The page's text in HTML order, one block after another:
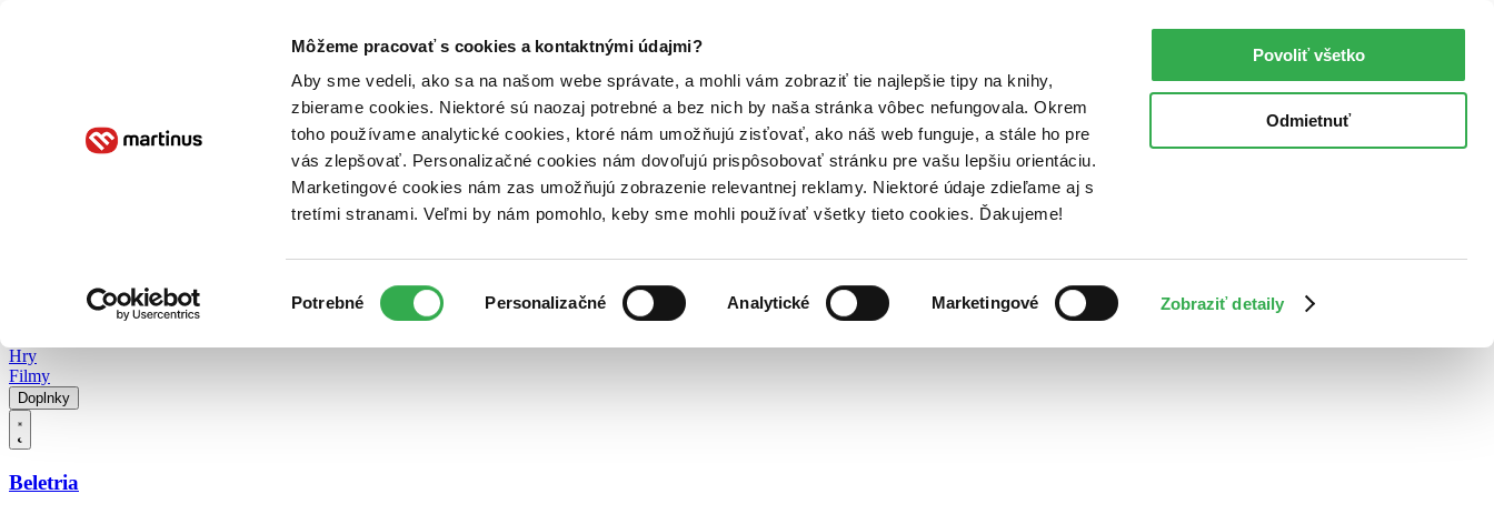
Môžeme pracovať s cookies a kontaktnými údajmi?
Aby sme vedeli, ako sa na našom webe správate, a mohli vám zobraziť tie najlepšie tipy na knihy,
zbierame cookies. Niektoré sú naozaj potrebné a bez nich by naša stránka vôbec nefungovala. Okrem
toho používame analytické cookies, ktoré nám umožňujú zisťovať, ako náš web funguje, a stále ho pre
vás zlepšovať. Personalizačné cookies nám dovoľujú prispôsobovať stránku pre vašu lepšiu orientáciu.
Marketingové cookies nám zas umožňujú zobrazenie relevantnej reklamy. Niektoré údaje zdieľame aj s
tretími stranami. Veľmi by nám pomohlo, keby sme mohli používať všetky tieto cookies. Ďakujeme!
súhlasu
Potrebné Personalizačné Analytické Marketingové Zobraziť detaily
Povoliť všetko
Odmietnuť
Poukážky Kontakt
Hry
Filmy
Doplnky
Beletria